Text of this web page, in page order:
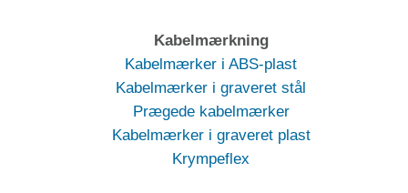
Kabelmærkning
Kabelmærker i ABS-plast
Kabelmærker i graveret stål
Prægede kabelmærker
Kabelmærker i graveret plast
Krympeflex